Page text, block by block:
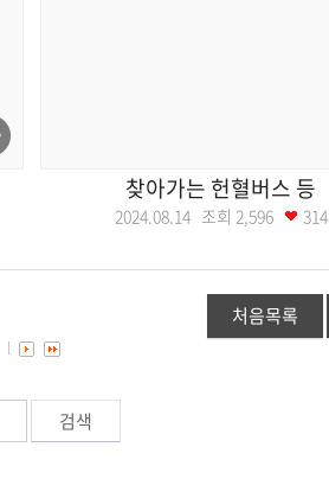
찾아가는 헌혈버스 등
2024.08.14 조회 2,596 314
처음목록